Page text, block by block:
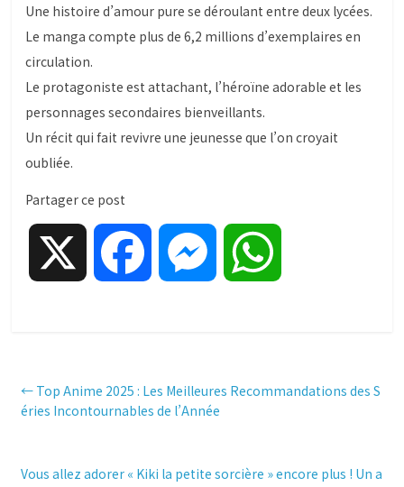
Une histoire d’amour pure se déroulant entre deux lycées.
Le manga compte plus de 6,2 millions d’exemplaires en
circulation.
Le protagoniste est attachant, l’héroïne adorable et les
personnages secondaires bienveillants.
Un récit qui fait revivre une jeunesse que l’on croyait
oubliée.
Partager ce post
← Top Anime 2025 : Les Meilleures Recommandations des S
éries Incontournables de l’Année
Vous allez adorer « Kiki la petite sorcière » encore plus ! Un a